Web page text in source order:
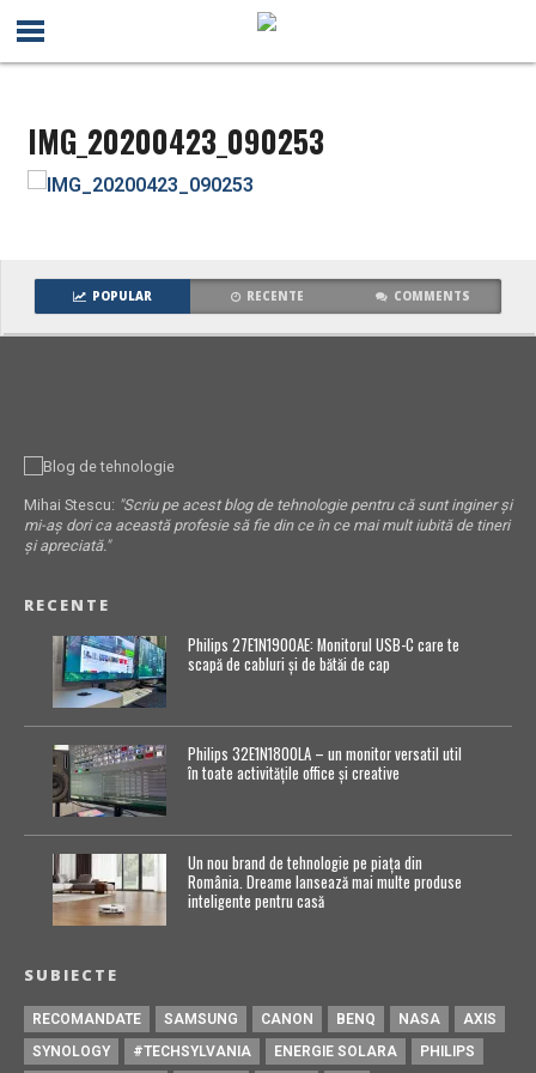
IMG_20200423_090253
POPULAR RECENTE COMMENTS
Mihai Stescu: "Scriu pe acest blog de tehnologie pentru că sunt inginer și
mi-aș dori ca această profesie să fie din ce în ce mai mult iubită de tineri
și apreciată."
RECENTE
Philips 27E1N1900AE: Monitorul USB-C care te
scapă de cabluri și de bătăi de cap
Philips 32E1N1800LA – un monitor versatil util
în toate activitățile office și creative
Un nou brand de tehnologie pe piața din
România. Dreame lansează mai multe produse
inteligente pentru casă
SUBIECTE
RECOMANDATE SAMSUNG CANON BENQ NASA
AXIS
SYNOLOGY
#TECHSYLVANIA ENERGIE SOLARA PHILIPS